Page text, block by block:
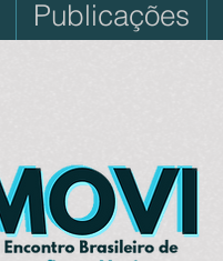
Publicações